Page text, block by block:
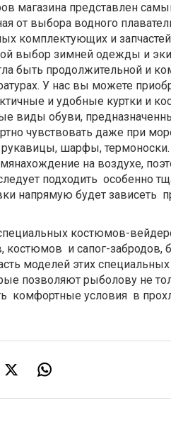
магазина представлен
от выбора водного
комплектующих и
выбор зимней одежды и
быть продолжительной и
У нас вы можете
и удобные куртки и
виды обуви,
чувствовать даже при
шарфы, термоноски.
на воздухе,
подходить особенно
напрямую будет зависеть
костюмов-
костюмов и сапог-забродов,
моделей этих
позволяют рыболову не
комфортные условия в